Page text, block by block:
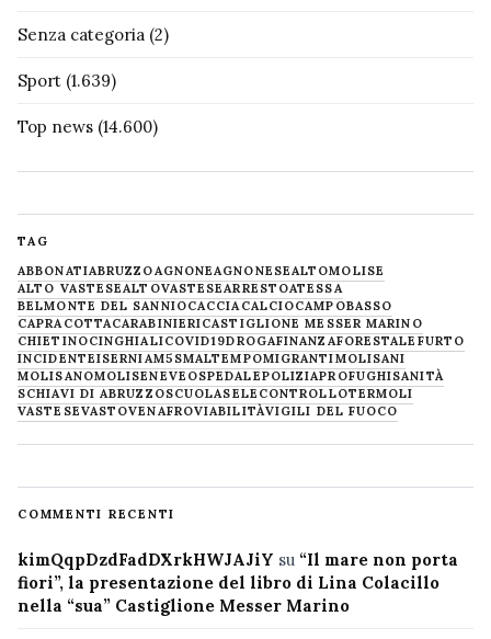
Senza categoria (2)
Sport (1.639)
Top news (14.600)
TAG
ABBONATIABRUZZOAGNONEAGNONESEALTOMOLISE
ALTO VASTESEALTOVASTESEARRESTOATESSA
BELMONTE DEL SANNIOCACCIA CALCIOCAMPOBASSO
CAPRACOTTACARABINIERICASTIGLIONE MESSER MARINO
CHIETINOCINGHIALICOVID19DROGAFINANZAFORESTALE FURTO
INCIDENTEISERNIAM5SMALTEMPOMIGRANTIMOLISANI
MOLISANOMOLISENEVE OSPEDALEPOLIZIAPROFUGHISANITÀ
SCHIAVI DI ABRUZZOSCUOLASELECONTROLLOTERMOLI
VASTESEVASTOVENAFROVIABILITÀVIGILI DEL FUOCO
COMMENTI RECENTI
kimQqpDzdFadDXrkHWJAJiY su “Il mare non porta
fiori”, la presentazione del libro di Lina Colacillo
nella “sua” Castiglione Messer Marino